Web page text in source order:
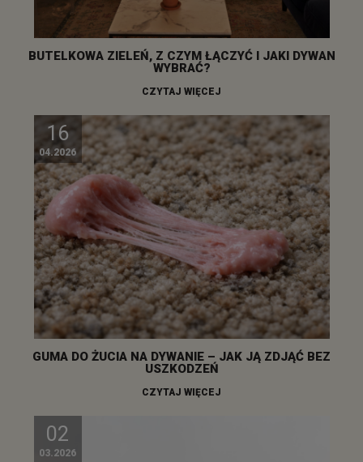
BUTELKOWA ZIELEŃ, Z CZYM ŁĄCZYĆ I JAKI DYWAN
WYBRAĆ?
CZYTAJ WIĘCEJ
16
04.2026
GUMA DO ŻUCIA NA DYWANIE – JAK JĄ ZDJĄĆ BEZ
USZKODZEŃ
CZYTAJ WIĘCEJ
02
03.2026